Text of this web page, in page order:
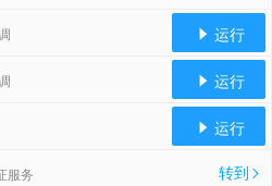
 运行
 运行
 运行
服务 转到 